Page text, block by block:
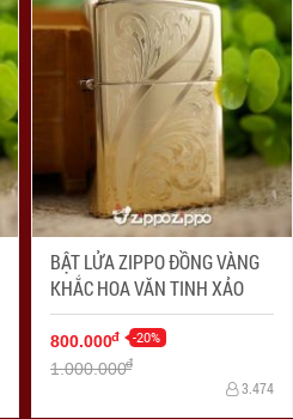
BẬT LỬA ZIPPO ĐỒNG VÀNG
KHẮC HOA VĂN TINH XẢO
800.000đ -20%
1.000.000đ
3.474